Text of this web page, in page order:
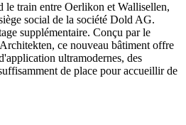
le train entre Oerlikon et Wallisellen,
social de la société Dold AG.
supplémentaire. Conçu par le
ce nouveau bâtiment offre
ultramodernes, des
de place pour accueillir de